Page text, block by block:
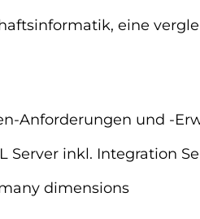
eine
Anforderungen und -
inkl. Integration
dimensions